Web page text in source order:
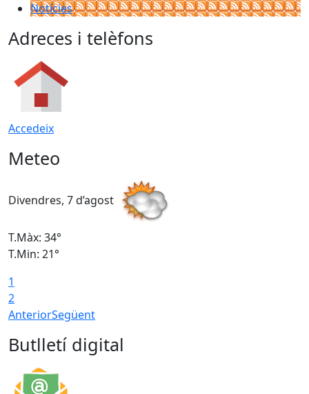
Notícies
Adreces i telèfons
Accedeix
Meteo
Divendres, 7 d’agost
T.Màx: 34°
T.Min: 21°
1
2
AnteriorSegüent
Butlletí digital